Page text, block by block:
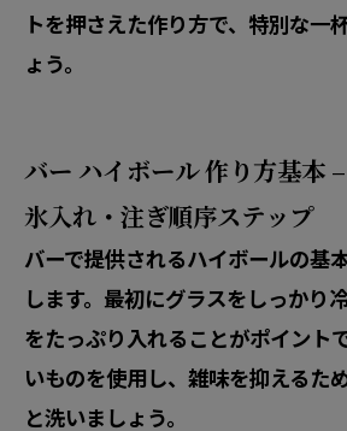
トを押さえた作り方で、特別な一
ょう。
バー ハイボール 作り方基本
氷入れ・注ぎ順序ステップ
バーで提供されるハイボールの基
します。最初にグラスをしっかり
をたっぷり入れることがポイント
いものを使用し、雑味を抑えるた
と洗いましょう。